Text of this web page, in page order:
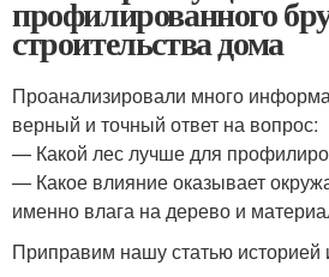
профилированного
строительства дома
Проанализировали много
верный и точный ответ на вопрос:
— Какой лес лучше для
— Какое влияние оказывает
именно влага на дерево и
Приправим нашу статью историей